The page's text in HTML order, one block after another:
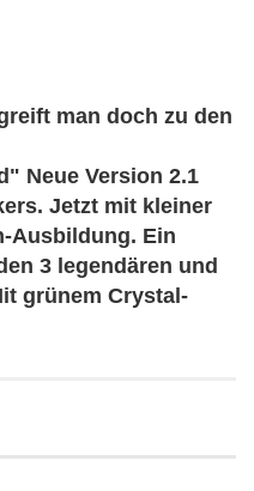
man doch zu den
Neue Version 2.1
Jetzt mit kleiner
Ausbildung. Ein
3 legendären und
grünem Crystal-